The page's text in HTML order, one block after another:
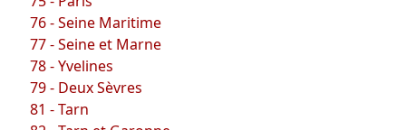
76 - Seine Maritime
77 - Seine et Marne
78 - Yvelines
79 - Deux Sèvres
81 - Tarn